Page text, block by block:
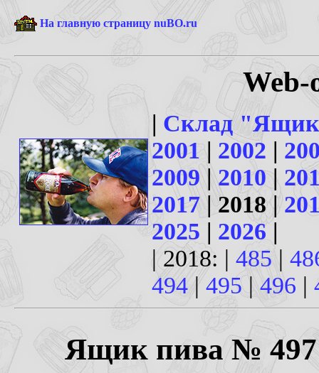
На главную страницу nuBO.ru
| Склад
2001 | 2002 |
2009|2010|
2017 | 2018 |
2025 | 2026|
| 2018: |485|
494 |495 |496 |
Ящик пива № 497